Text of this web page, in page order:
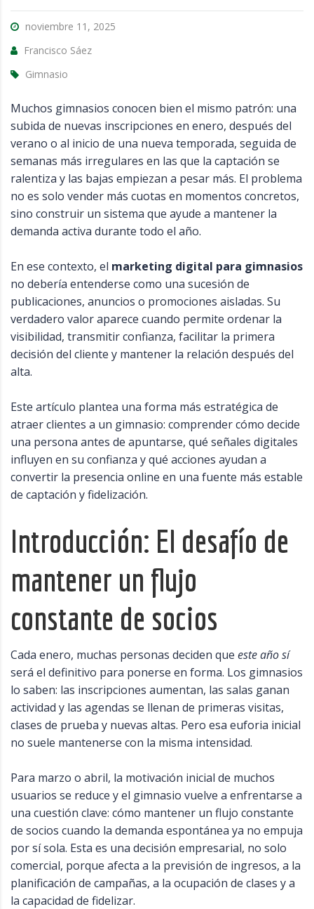
noviembre 11, 2025
Francisco Sáez
Gimnasio
Muchos gimnasios conocen bien el mismo patrón: una
subida de nuevas inscripciones en enero, después del
verano o al inicio de una nueva temporada, seguida de
semanas más irregulares en las que la captación se
ralentiza y las bajas empiezan a pesar más. El problema
no es solo vender más cuotas en momentos concretos,
sino construir un sistema que ayude a mantener la
demanda activa durante todo el año.
En ese contexto, el marketing digital para gimnasios
no debería entenderse como una sucesión de
publicaciones, anuncios o promociones aisladas. Su
verdadero valor aparece cuando permite ordenar la
visibilidad, transmitir confianza, facilitar la primera
decisión del cliente y mantener la relación después del
alta.
Este artículo plantea una forma más estratégica de
atraer clientes a un gimnasio: comprender cómo decide
una persona antes de apuntarse, qué señales digitales
influyen en su confianza y qué acciones ayudan a
convertir la presencia online en una fuente más estable
de captación y fidelización.
Introducción: El desafío de
mantener un flujo
constante de socios
Cada enero, muchas personas deciden que este año sí
será el definitivo para ponerse en forma. Los gimnasios
lo saben: las inscripciones aumentan, las salas ganan
actividad y las agendas se llenan de primeras visitas,
clases de prueba y nuevas altas. Pero esa euforia inicial
no suele mantenerse con la misma intensidad.
Para marzo o abril, la motivación inicial de muchos
usuarios se reduce y el gimnasio vuelve a enfrentarse a
una cuestión clave: cómo mantener un flujo constante
de socios cuando la demanda espontánea ya no empuja
por sí sola. Esta es una decisión empresarial, no solo
comercial, porque afecta a la previsión de ingresos, a la
planificación de campañas, a la ocupación de clases y a
la capacidad de fidelizar.